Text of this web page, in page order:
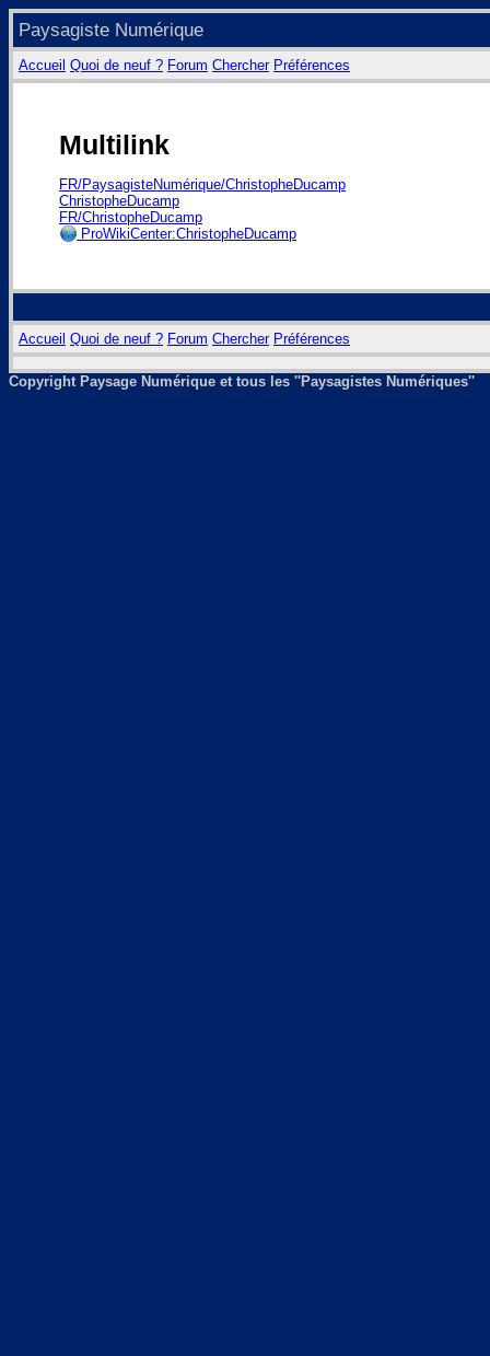
Paysagiste Numérique
Accueil Quoi de neuf ? Forum Chercher Préférences
Multilink
FR/PaysagisteNumérique/ChristopheDucamp
ChristopheDucamp
FR/ChristopheDucamp
ProWikiCenter:ChristopheDucamp
Accueil Quoi de neuf ? Forum Chercher Préférences
Copyright Paysage Numérique et tous les ''Paysagistes Numériques''